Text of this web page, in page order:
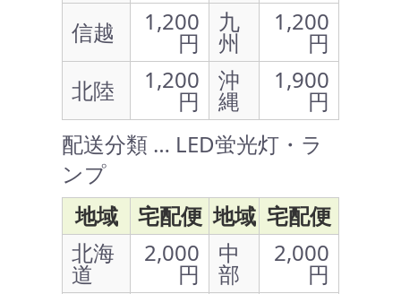
信越
1,200
円
九
州
1,200
円
北陸
1,200
円
沖
縄
1,900
円
配送分類 … LED蛍光灯・ラ
ンプ
地域
宅配便 地域 宅配便
北海
道
2,000
円
中
部
2,000
円